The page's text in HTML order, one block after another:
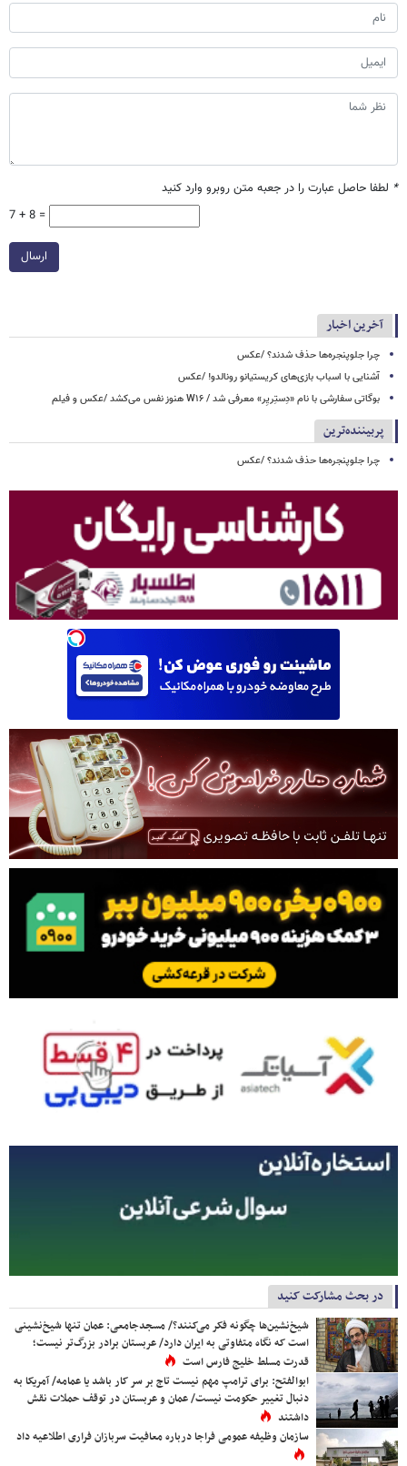
* لطفا حاصل عبارت را در جعبه متن روبرو وارد کنید
7 + 8 =
ارسال
آخرین اخبار
چرا جلوپنجره‌ها حذف شدند؟ /عکس
آشنایی با اسباب‌ بازی‌های کریستیانو رونالدو! /عکس
بوگاتی سفارشی با نام «دِستِریِر» معرفی شد / W۱۶ هنوز نفس می‌کشد /عکس و فیلم
پربیننده‌ترین
چرا جلوپنجره‌ها حذف شدند؟ /عکس
در بحث مشارکت کنید
شیخ‌نشین‌ها چگونه فکر می‌کنند؟/ مسجدجامعی: عمان تنها شیخ‌نشینی
است که نگاه متفاوتی به ایران دارد/ عربستان برادر بزرگ‌تر نیست؛
قدرت مسلط خلیج فارس است
ابوالفتح: برای ترامپ مهم نیست تاج بر سر کار باشد یا عمامه/ آمریکا به
دنبال تغییر حکومت نیست/ عمان و عربستان در توقف حملات نقش
داشتند
سازمان وظیفه عمومی فراجا درباره معافیت سربازان فراری اطلاعیه داد